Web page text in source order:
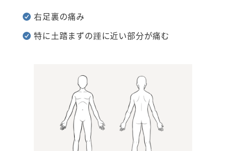
右足裏の痛み
特に土踏まずの踵に近い部分が痛む